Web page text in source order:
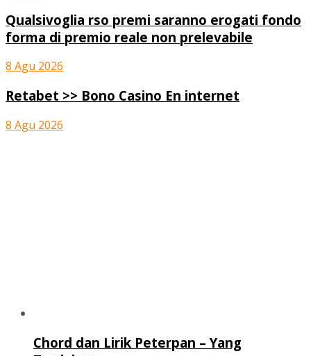
Qualsivoglia rso premi saranno erogati fondo
forma di premio reale non prelevabile
8 Agu 2026
Retabet >> Bono Casino En internet
8 Agu 2026
Chord dan Lirik Peterpan – Yang